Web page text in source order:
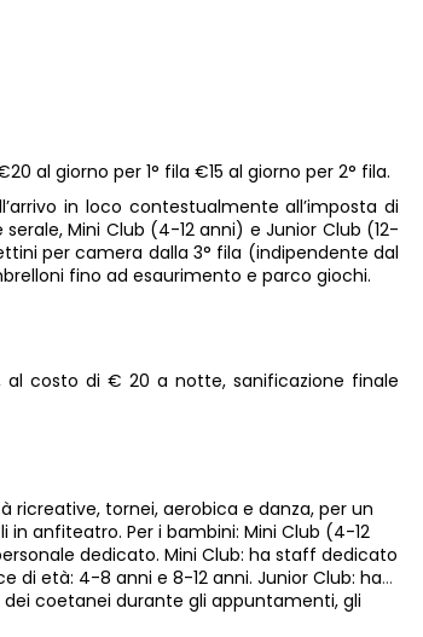
tornei, aerobica e danza, per un
anfiteatro. Per i bambini: Mini Club (4-12
dedicato. Mini Club: ha staff dedicato
di età: 4-8 anni e 8-12 anni. Junior Club: ha
coetanei durante gli appuntamenti, gli
al costo di € 20 a notte, sanificazione finale
in loco contestualmente all’imposta di
Mini Club (4-12 anni) e Junior Club (12-
per camera dalla 3° fila (indipendente dal
fino ad esaurimento e parco giochi.
al giorno per 1° fila €15 al giorno per 2° fila.